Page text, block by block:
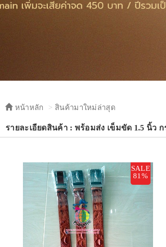
หน้าหลัก สินค้ามาใหม่ล่าสุด
รายละเอียดสินค้า : พร้อมส่ง เข็มขัด 1.5 นิ้ว ก
SALE
81%